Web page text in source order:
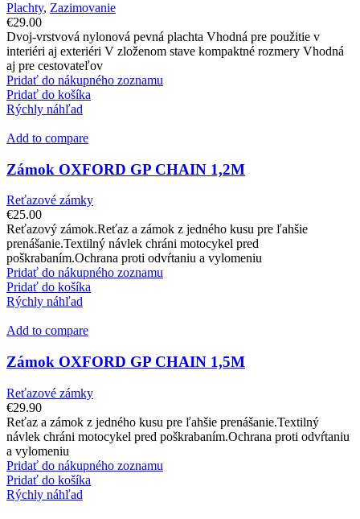
Plachty, Zazimovanie
€29.00
Dvoj-vrstvová nylonová pevná plachta Vhodná pre použitie v
interiéri aj exteriéri V zloženom stave kompaktné rozmery Vhodná
aj pre cestovateľov
Pridať do nákupného zoznamu
Pridať do košíka
Rýchly náhľad
Add to compare
Zámok OXFORD GP CHAIN 1,2M
Reťazové zámky
€25.00
Reťazový zámok.Reťaz a zámok z jedného kusu pre ľahšie
prenášanie.Textilný návlek chráni motocykel pred
poškrabaním.Ochrana proti odvŕtaniu a vylomeniu
Pridať do nákupného zoznamu
Pridať do košíka
Rýchly náhľad
Add to compare
Zámok OXFORD GP CHAIN 1,5M
Reťazové zámky
€29.90
Reťaz a zámok z jedného kusu pre ľahšie prenášanie.Textilný
návlek chráni motocykel pred poškrabaním.Ochrana proti odvŕtaniu
a vylomeniu
Pridať do nákupného zoznamu
Pridať do košíka
Rýchly náhľad